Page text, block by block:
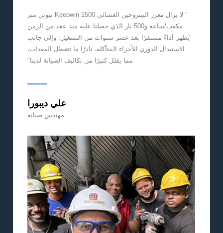
" لا يزال معزز النيتروجين الغشائي Keepwin 1500 نيوتن متر
مكعب/ساعة و500 بار الذي حصلنا عليه منذ عقد من الزمن
يُظهر أداءً مستقرًا بعد عشر سنوات من التشغيل. وإلى جانب
الاستبدال الدوري للأجزاء المتآكلة، نادرًا ما تتعطل المعدات،
مما يقلل كثيرًا من تكاليف الصيانة لدينا"
علي ديبورا
مهندس صيانة